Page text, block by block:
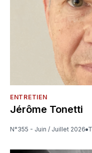
ENTRETIEN
Jérôme Tonetti
N°355 - Juin / Juillet 2026